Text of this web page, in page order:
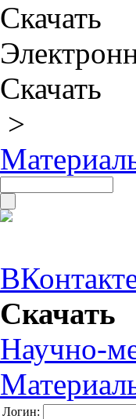
Скачать
Скачать
>
Скачать
Научно-
Логин: